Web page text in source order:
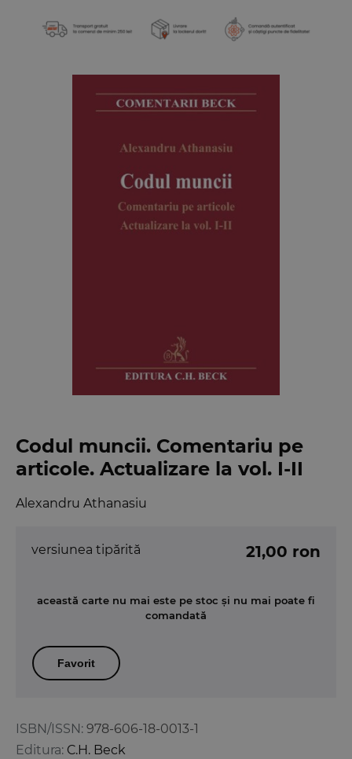
Codul muncii. Comentariu pe
articole. Actualizare la vol. I-II
Alexandru Athanasiu
ISBN/ISSN: 978-606-18-0013-1
Editura: C.H. Beck
versiunea tipărită 21,00 ron
această carte nu mai este pe stoc și nu mai poate fi
comandată
Favorit